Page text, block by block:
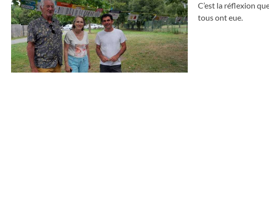
C’est la réflexion
tous ont eue.